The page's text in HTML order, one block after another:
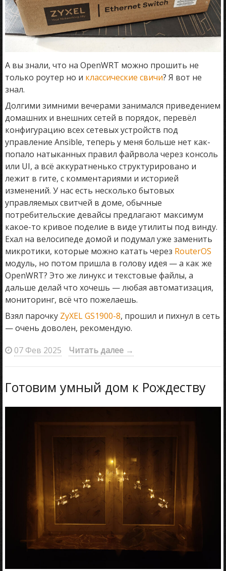
А вы знали, что на OpenWRT можно прошить не
только роутер но и классические свичи? Я вот не
знал.
Долгими зимними вечерами занимался приведением
домашних и внешних сетей в порядок, перевёл
конфигурацию всех сетевых устройств под
управление Ansible, теперь у меня больше нет как-
попало натыканных правил файрвола через консоль
или UI, а всё аккуратненько структурировано и
лежит в гите, с комментариями и историей
изменений. У нас есть несколько бытовых
управляемых свитчей в доме, обычные
потребительские девайсы предлагают максимум
какое-то кривое поделие в виде утилиты под винду.
Ехал на велосипеде домой и подумал уже заменить
микротики, которые можно катать через RouterOS
модуль, но потом пришла в голову идея — а как же
OpenWRT? Это же линукс и текстовые файлы, а
дальше делай что хочешь — любая автоматизация,
мониторинг, всё что пожелаешь.
Взял парочку ZyXEL GS1900-8, прошил и пихнул в сеть
— очень доволен, рекомендую.
07 Фев 2025
Читать далее →
Готовим умный дом к Рождеству